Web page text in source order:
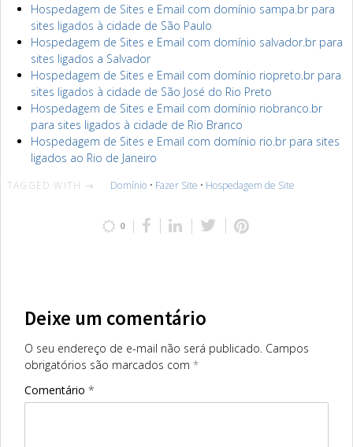
Hospedagem de Sites e Email com domínio sampa.br para
sites ligados à cidade de São Paulo
Hospedagem de Sites e Email com domínio salvador.br para
sites ligados a Salvador
Hospedagem de Sites e Email com domínio riopreto.br para
sites ligados à cidade de São José do Rio Preto
Hospedagem de Sites e Email com domínio riobranco.br
para sites ligados à cidade de Rio Branco
Hospedagem de Sites e Email com domínio rio.br para sites
ligados ao Rio de Janeiro
TAGGED WITH → Domínio • Fazer Site • Hospedagem de Site
0
Deixe um comentário
O seu endereço de e-mail não será publicado. Campos
obrigatórios são marcados com *
Comentário *